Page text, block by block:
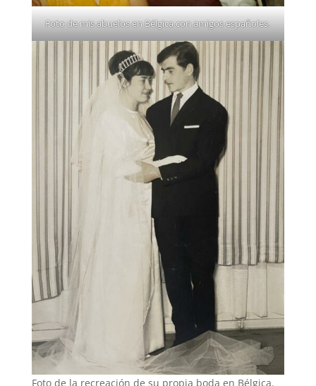
Foto de mis abuelos en Bélgica con amigos españoles.
Foto de la recreación de su propia boda en Bélgica.